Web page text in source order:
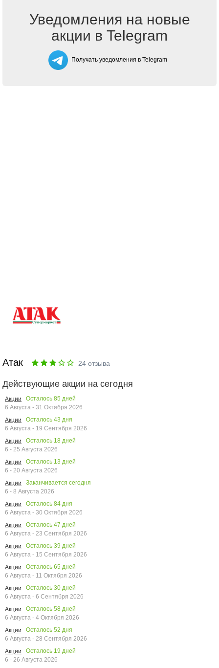
Уведомления на новые
акции в Telegram
Получать уведомления в Telegram
Атак 24 отзыва
Действующие акции на сегодня
Акции Осталось 85 дней
6 Августа - 31 Октября 2026
Акции
Осталось 43 дня
6 Августа - 19 Сентября 2026
Акции
Осталось 18 дней
6 - 25 Августа 2026
Акции
Осталось 13 дней
6 - 20 Августа 2026
Акции
Заканчивается сегодня
6 - 8 Августа 2026
Акции
Осталось 84 дня
6 Августа - 30 Октября 2026
Акции
Осталось 47 дней
6 Августа - 23 Сентября 2026
Акции
Осталось 39 дней
6 Августа - 15 Сентября 2026
Акции
Осталось 65 дней
6 Августа - 11 Октября 2026
Акции
Осталось 30 дней
6 Августа - 6 Сентября 2026
Акции
Осталось 58 дней
6 Августа - 4 Октября 2026
Акции
Осталось 52 дня
6 Августа - 28 Сентября 2026
Акции
Осталось 19 дней
6 - 26 Августа 2026